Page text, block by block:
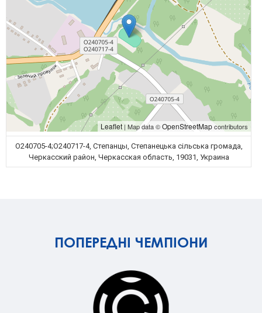
Leaflet | Map data ©OpenStreetMapcontributors
О240705-4;О240717-4, Степанцы, Степанецька сільська громада,
Черкасский район, Черкасская область, 19031, Украина
ПОПЕРЕДНІ ЧЕМПІОНИ